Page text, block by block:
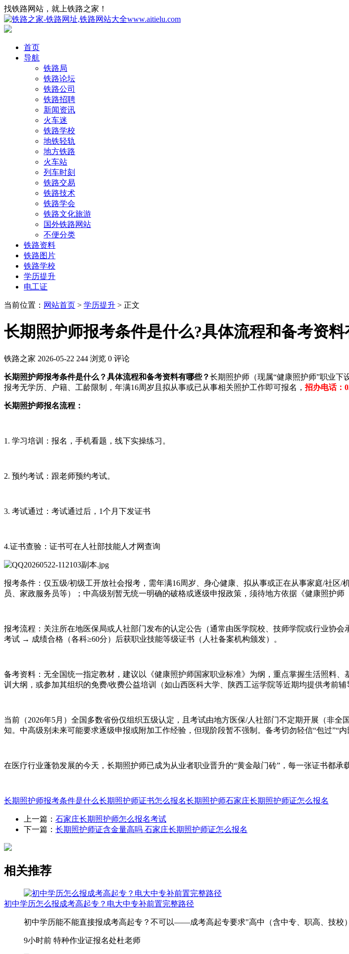
找铁路网站，就上铁路之家！
首页
导航
铁路局
铁路论坛
铁路公司
铁路招聘
新闻资讯
火车迷
铁路学校
地铁轻轨
地方铁路
火车站
列车时刻
铁路交易
铁路技术
铁路学会
铁路文化旅游
国外铁路网站
不便分类
铁路资料
铁路图片
铁路学校
学历提升
电工证
当前位置： 网站首页 > 学历提升 > 正文
长期照护师报考条件是什么?具体流程和备考资料
铁路之家 2026-05-22 244 浏览 0 评论
长期照护师报考条件是什么？具体流程和备考资料有哪些？长期照护师（现属“健康照护师”职业下
报考无学历、户籍、工龄限制，年满16周岁且拟从事或已从事相关照护工作即可报名， 招办电话：
长期照护师报名流程：
1. 学习培训：报名，手机看题，线下实操练习。
2. 预约考试：跟老师预约考试。
3. 考试通过：考试通过后，1个月下发证书
4.证书查验：证书可在人社部技能人才网查询
报考条件‌：仅五级/初级工开放社会报考，需‌年满16周岁、身心健康、拟从事或正在从事家庭/社
员、家政服务员等）；中高级别暂无统一明确的破格或逐级申报政策，须待地方依据《健康照护师
报考流程‌：关注‌所在地医保局或人社部门发布的认定公告‌（通常由医学院校、技师学院或行业协
考试 → 成绩合格（各科≥60分）后获职业技能等级证书（人社备案机构颁发）。
备考资料‌：‌无全国统一指定教材‌，建议以《健康照护师国家职业标准》为纲，重点掌握生活照料
训大纲，或参加其组织的免费/收费公益培训（如山西医科大学、陕西工运学院等近期均提供考前辅
当前（2026年5月）全国多数省份‌仅组织五级认定‌，且考试由地方医保/人社部门不定期开展（非
知。中高级别未来可能要求逐级申报或附加工作经验，但现阶段暂不强制。备考切勿轻信“包过”“内
在医疗行业蓬勃发展的今天，长期照护师已成为从业者职业晋升的“黄金敲门砖”，每一张证书都承
长期照护师报考条件是什么长期照护师证书怎么报名长期照护师石家庄长期照护师证怎么报名
上一篇： 石家庄长期照护师怎么报名考试
下一篇： 长期照护师证含金量高吗 石家庄长期照护师证怎么报名
相关推荐
初中学历怎么报成考高起专？电大中专补前置完整路径
初中学历能不能直接报成考高起专？不可以——成考高起专要求"高中（含中专、职高、技
9小时前 特种作业证报名处杜老师